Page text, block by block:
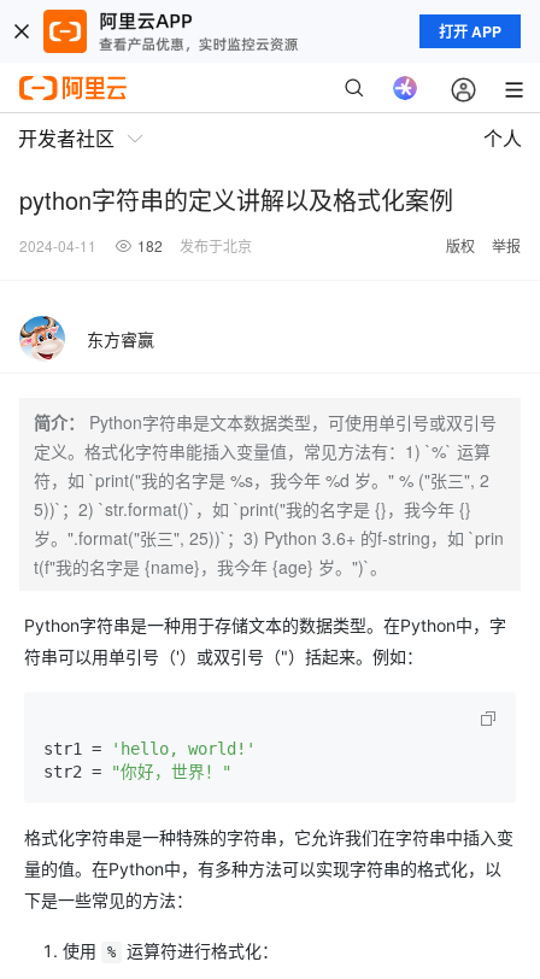
打开 APP
开发者社区 个人
python字符串的定义讲解以及格式化案例
2024-04-11 182 发布于北京 版权 举报
东方睿赢
简介：
Python字符串是文本数据类型，可使用单引号或双引号
定义。格式化字符串能插入变量值，常见方法有：1) `%` 运算
符，如 `print("我的名字是 %s，我今年 %d 岁。" % ("张三", 2
5))`；2) `str.format()`，如 `print("我的名字是 {}，我今年 {}
岁。".format("张三", 25))`；3) Python 3.6+ 的f-string，如 `prin
t(f"我的名字是 {name}，我今年 {age} 岁。")`。
Python字符串是一种用于存储文本的数据类型。在Python中，字
符串可以用单引号（'）或双引号（"）括起来。例如：
str1 =
'hello, world!'
str2 =
"你好，世界！"
格式化字符串是一种特殊的字符串，它允许我们在字符串中插入变
量的值。在Python中，有多种方法可以实现字符串的格式化，以
下是一些常见的方法：
使用 % 运算符进行格式化：